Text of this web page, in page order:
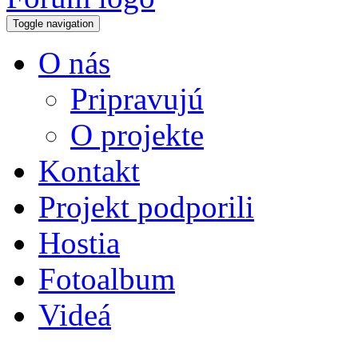
Toggle navigation
O nás
Pripravujú
O projekte
Kontakt
Projekt podporili
Hostia
Fotoalbum
Videá